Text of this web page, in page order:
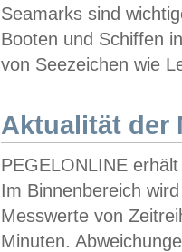
Seamarks sind
Booten und Schiffen
von Seezeichen wie
Aktualität der
PEGELONLINE
Im Binnenbereich
Messwerte von
Minuten.